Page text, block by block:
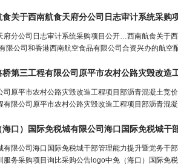
食关于西南航食天府分公司日志审计系统采购
府分公司日志审计系统采购项目公开…西南航食关于
限公司和香港西南航空食品有限公司合资兴办的航空
桥第三工程有限公司原平市农村公路灾毁改造
司原平市农村公路灾毁改造工程项目部沥青混凝土
有限公司原平市农村公路灾毁改造工程项目部沥青混
有限公司海口国际免税城干部管理能力提升暨党务干
务采购项目询比采购公告logo中免（海口）国际免